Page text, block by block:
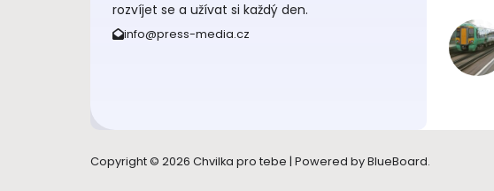
rozvíjet se a užívat si každý den.
info@press-media.cz
Copyright © 2026 Chvilka pro tebe | Powered by BlueBoard.